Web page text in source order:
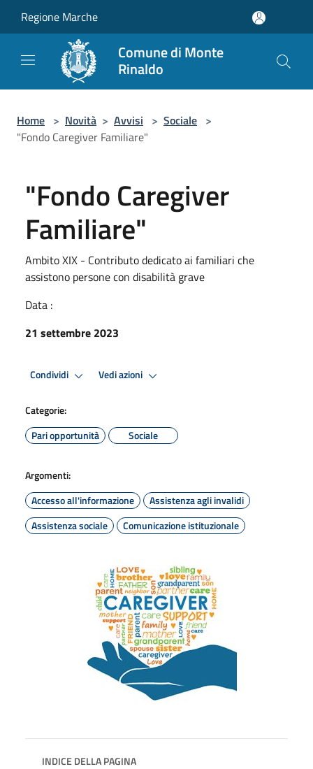
Regione Marche
Comune di Monte
Rinaldo
Home > Novità > Avvisi > Sociale >
"Fondo Caregiver Familiare"
"Fondo Caregiver
Familiare"
Ambito XIX - Contributo dedicato ai familiari che
assistono persone con disabilità grave
Data :
21 settembre 2023
Condividi Vedi azioni
Categorie:
Pari opportunità
Sociale
Argomenti:
Accesso all'informazione
Assistenza agli invalidi
Assistenza sociale
Comunicazione istituzionale
INDICE DELLA PAGINA